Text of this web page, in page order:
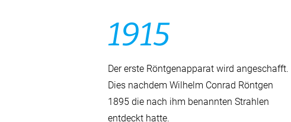
1915
Der erste Röntgenapparat wird angeschafft.
Dies nachdem Wilhelm Conrad Röntgen
1895 die nach ihm benannten Strahlen
entdeckt hatte.